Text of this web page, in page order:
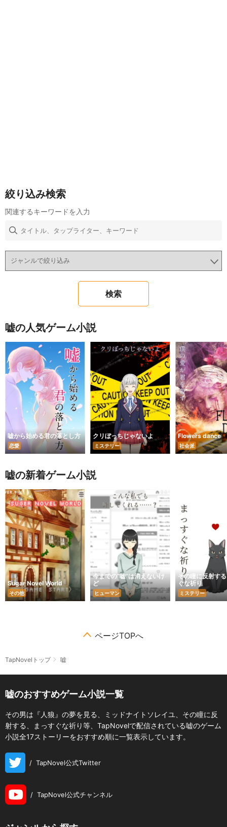
絞り込み検索
関連するキーワードを入力
嘘の人気ゲーム小説
嘘から始める君の落とし方
恋愛
クリぼっちじゃないよ
ミステリー
Flowers dance
社会派
嘘の新着ゲーム小説
Sugar Novel World
その他
今までの“嘘”は消えないけ
ど
ヒューマン
その瞳に反射す
ぐな祈り
ミステリー
ページTOPへ
TapNovelトップ 嘘
嘘のおすすめゲーム小説一覧
その男は『人狼』の夢を見る、ミッドナイトソレイユ、その瞳に反
射する、まっすぐな祈り等、TapNovelで配信されている嘘のゲーム
小説全17ストーリーをおすすめ順に一覧表示しています。
/ TapNovel公式Twitter
/ TapNovel公式チャンネル